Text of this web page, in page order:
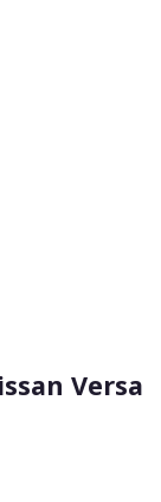
Versa